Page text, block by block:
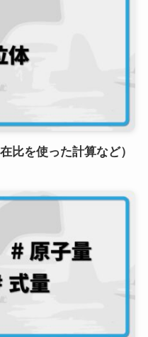
比を使った計算など）